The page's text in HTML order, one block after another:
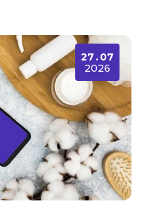
27 .07
2026